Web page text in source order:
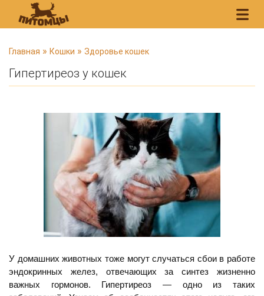
В
ы
з
Главная » Кошки » Здоровье кошек
Гипертиреоз у кошек
У домашних животных тоже могут случаться сбои в работе
эндокринных желез, отвечающих за синтез жизненно
важных гормонов. Гипертиреоз — одно из таких